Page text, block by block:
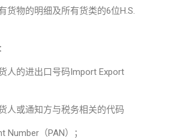
货物的明细及所有货类的6位H.S.
人的进出口号码Import Export
人或通知方与税务相关的代码
Number（PAN）；